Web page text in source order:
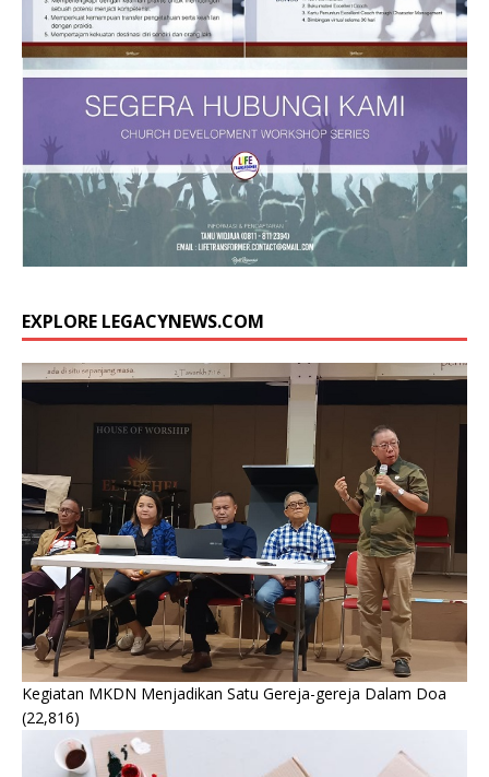
EXPLORE LEGACYNEWS.COM
Kegiatan MKDN Menjadikan Satu Gereja-gereja Dalam Doa
(22,816)